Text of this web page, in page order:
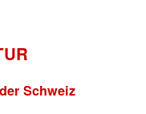
Schweiz